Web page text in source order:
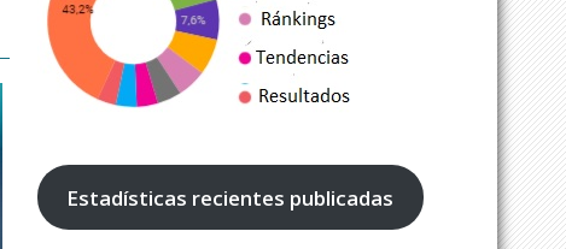
Estadísticas recientes publicadas